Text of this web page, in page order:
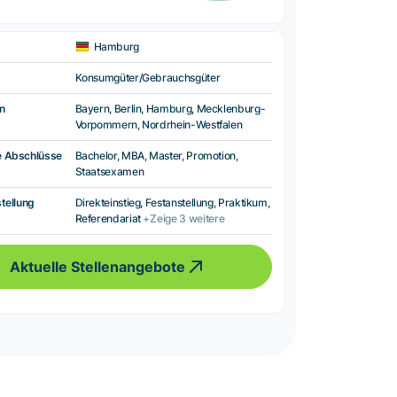
Hamburg
Konsumgüter/Gebrauchsgüter
Bayern, Berlin, Hamburg, Mecklenburg-
Vorpommern, Nordrhein-Westfalen
Abschlüsse
Bachelor, MBA, Master, Promotion,
Staatsexamen
Direkteinstieg, Festanstellung, Praktikum,
Referendariat +Zeige 3 weitere
Aktuelle Stellenangebote